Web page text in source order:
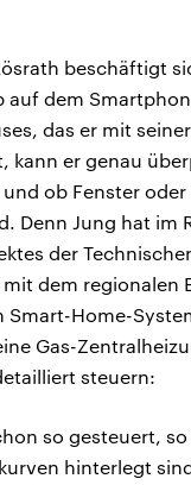
beschäftigt
auf dem
das er mit
kann er genau
ob Fenster oder
Denn Jung hat im
der
dem regionalen
Smart-Home-
Gas-
steuern:
so gesteuert,
hinterlegt